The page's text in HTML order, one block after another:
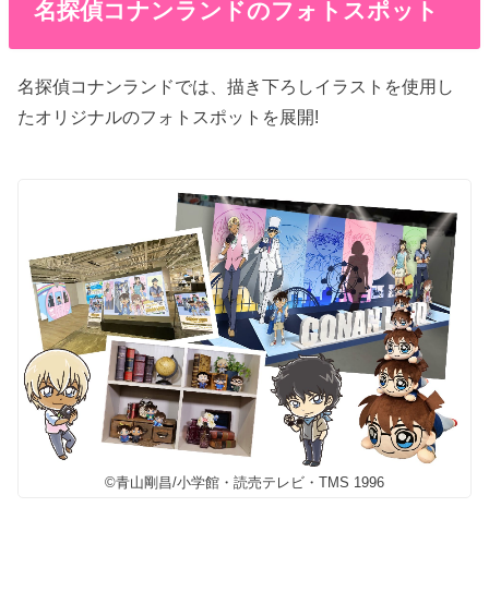
名探偵コナンランドのフォトスポット
名探偵コナンランドでは、描き下ろしイラストを使用し
たオリジナルのフォトスポットを展開!
©青山剛昌/小学館・読売テレビ・TMS 1996